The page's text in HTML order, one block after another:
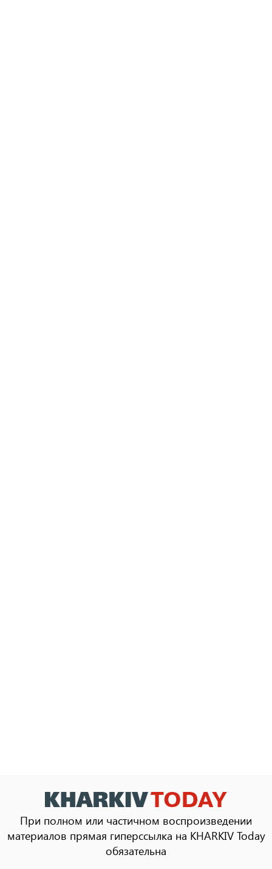
При полном или частичном воспроизведении
материалов прямая гиперссылка на KHARKIV Today
обязательна